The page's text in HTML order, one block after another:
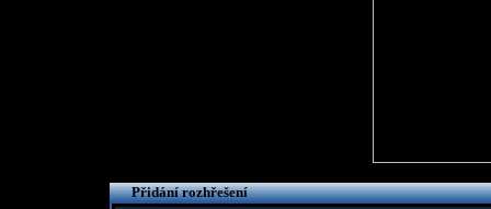
Přidání rozhřešení